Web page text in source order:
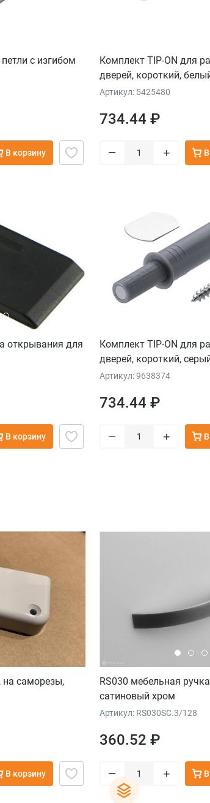
с изгибом
В корзину
Комплект TIP-ON для
дверей, короткий,
Артикул: 5425480
734.44 ₽
– +
открывания для
В корзину
Комплект TIP-ON для
дверей, короткий,
Артикул: 9638374
734.44 ₽
– +
саморезы,
В корзину
RS030 мебельная
сатиновый хром
Артикул: RS030SC.3/128
360.52 ₽
– +